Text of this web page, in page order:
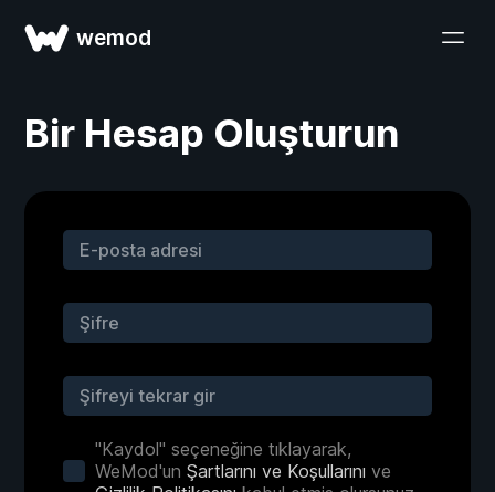
wemod
Bir Hesap Oluşturun
"Kaydol" seçeneğine tıklayarak,
WeMod'un Şartlarını ve Koşullarını ve